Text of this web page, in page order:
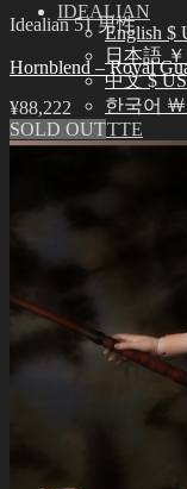
IDEALIAN
English $
日本語
中文 $
한국어
ROSETTE
English $
日本語
LILA
日本語 ￥
中文 $
한국어
Idealian 51 男性
Hornblend – Royal
¥88,222
SOLD OUT